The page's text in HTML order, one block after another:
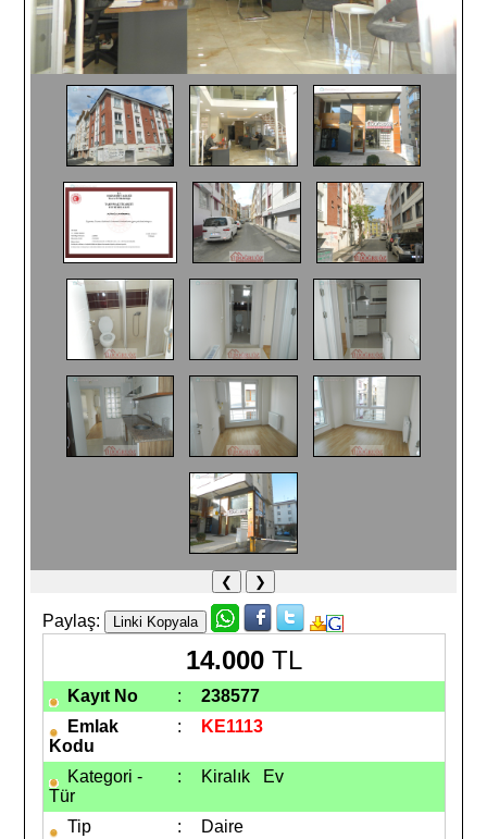
❮ ❯
Paylaş:
14.000 TL
Kayıt No :
238577
Emlak
Kodu
: KE1113
Kategori -
Tür
: KiralıkEv
Tip :
Daire